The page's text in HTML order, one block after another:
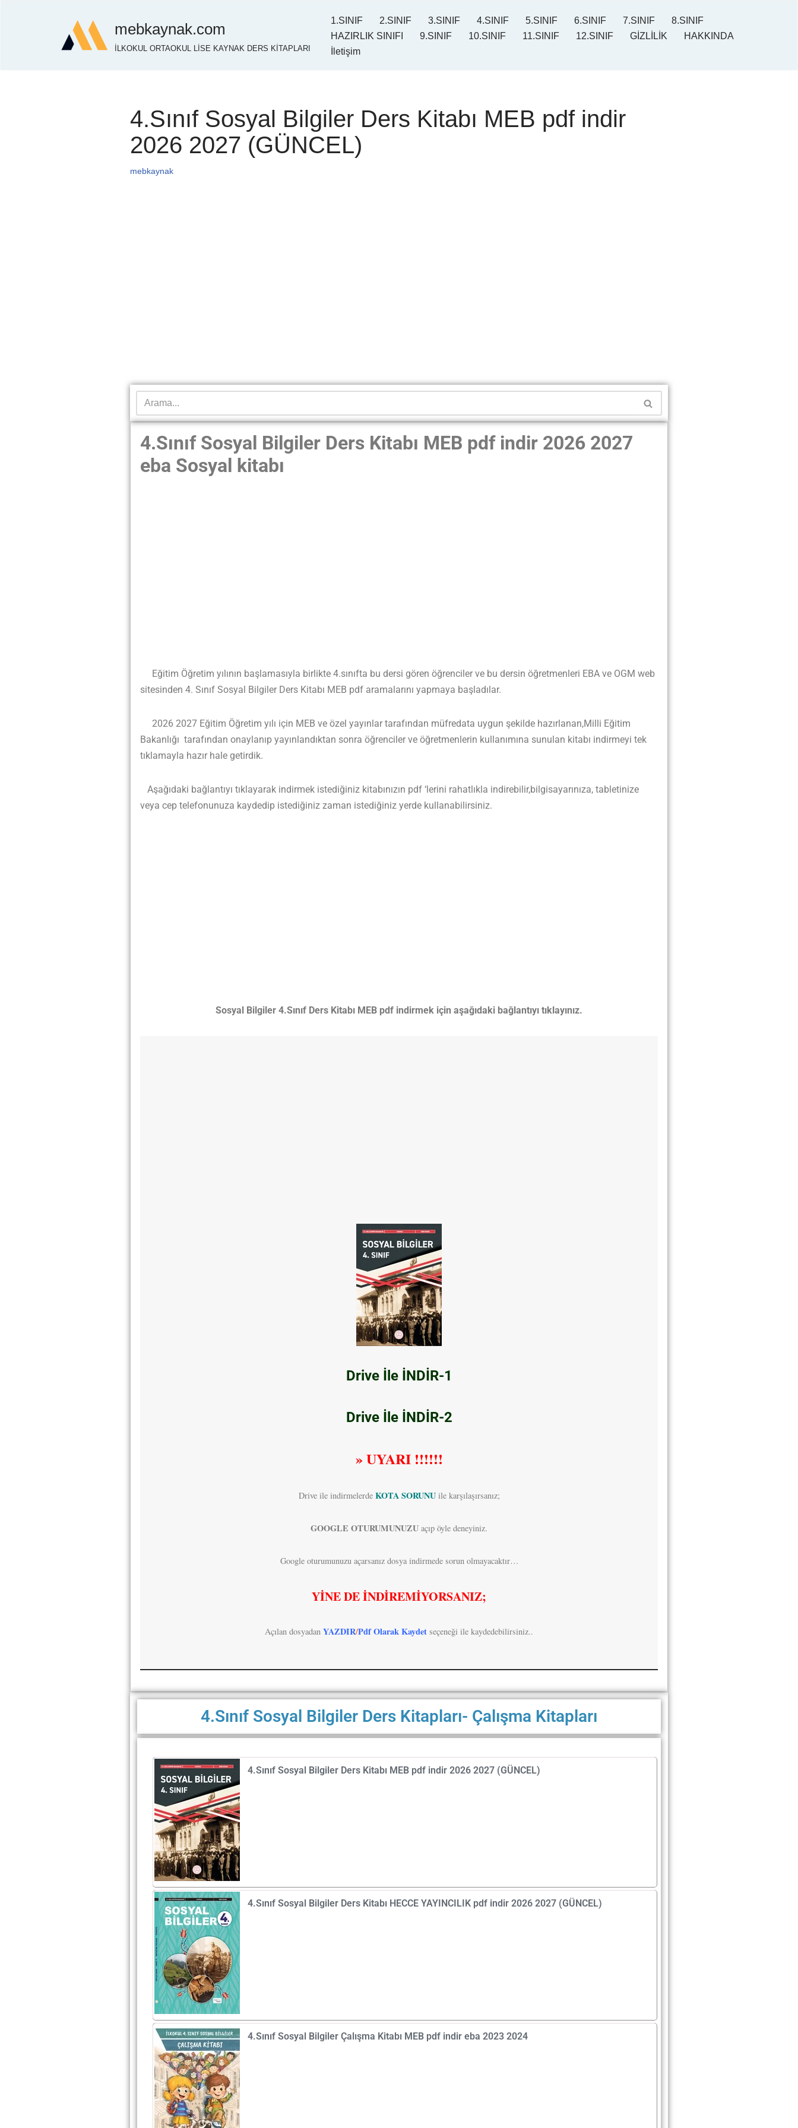
mebkaynak.com
İLKOKUL ORTAOKUL LİSE KAYNAK DERS KİTAPLARI
1.SINIF 2.SINIF 3.SINIF 4.SINIF 5.SINIF 6.SINIF 7.SINIF
8.SINIF
HAZIRLIK SINIFI
9.SINIF 10.SINIF 11.SINIF 12.SINIF GİZLİLİK
HAKKINDA
İletişim
4.Sınıf Sosyal Bilgiler Ders Kitabı MEB pdf indir
2026 2027 (GÜNCEL)
mebkaynak
4.Sınıf Sosyal Bilgiler Ders Kitabı MEB pdf indir 2026 2027
eba Sosyal kitabı
Eğitim Öğretim yılının başlamasıyla birlikte 4.sınıfta bu dersi gören öğrenciler ve bu dersin öğretmenleri EBA ve OGM web
sitesinden 4. Sınıf Sosyal Bilgiler Ders Kitabı MEB pdf aramalarını yapmaya başladılar.
2026 2027 Eğitim Öğretim yılı için MEB ve özel yayınlar tarafından müfredata uygun şekilde hazırlanan,Milli Eğitim
Bakanlığı tarafından onaylanıp yayınlandıktan sonra öğrenciler ve öğretmenlerin kullanımına sunulan kitabı indirmeyi tek
tıklamayla hazır hale getirdik.
Aşağıdaki bağlantıyı tıklayarak indirmek istediğiniz kitabınızın pdf ‘lerini rahatlıkla indirebilir,bilgisayarınıza, tabletinize
veya cep telefonunuza kaydedip istediğiniz zaman istediğiniz yerde kullanabilirsiniz.
Sosyal Bilgiler 4.Sınıf Ders Kitabı MEB pdf indirmek için aşağıdaki bağlantıyı tıklayınız.
Drive İle İNDİR-1
Drive İle İNDİR-2
» UYARI !!!!!!
Drive ile indirmelerde KOTA SORUNU ile karşılaşırsanız;
GOOGLE OTURUMUNUZU açıp öyle deneyiniz.
Google oturumunuzu açarsanız dosya indirmede sorun olmayacaktır…
YİNE DE İNDİREMİYORSANIZ;
Açılan dosyadan YAZDIR/Pdf Olarak Kaydet seçeneği ile kaydedebilirsiniz..
4.Sınıf Sosyal Bilgiler Ders Kitapları- Çalışma Kitapları
4.Sınıf Sosyal Bilgiler Ders Kitabı MEB pdf indir 2026 2027 (GÜNCEL)
4.Sınıf Sosyal Bilgiler Ders Kitabı HECCE YAYINCILIK pdf indir 2026 2027 (GÜNCEL)
4.Sınıf Sosyal Bilgiler Çalışma Kitabı MEB pdf indir eba 2023 2024